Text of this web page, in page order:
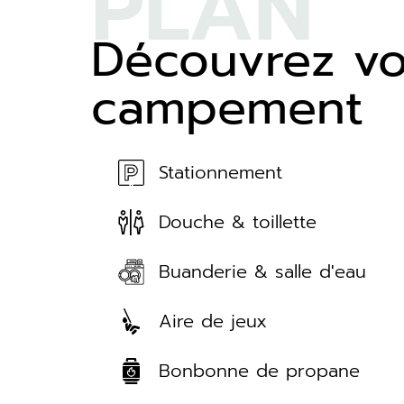
Découvrez
campement
Stationnement
Douche & toillette
Buanderie & salle d'eau
Aire de jeux
Bonbonne de propane